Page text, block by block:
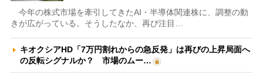
今年の株式市場を牽引してきたAI・半導体関連株に、調整の動
きが広がっている。そうしたなか、再び注目…
キオクシアHD「7万円割れからの急反発」は再びの上昇局面へ
の反転シグナルか？ 市場のムー…